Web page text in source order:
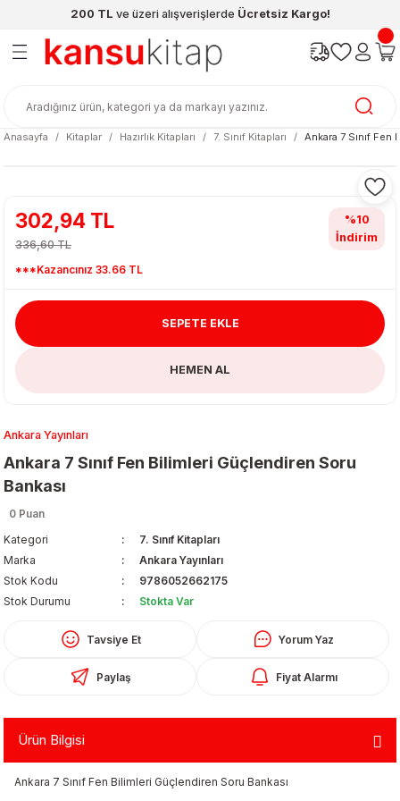
200 TL ve üzeri alışverişlerde Ücretsiz Kargo!
Geri Dön
Geri Dön
& Matara
Geri Dön
Geri Dön
/ Kutu Oyunlar
Geri Dön
Geri Dön
Anasayfa
Kitaplar Hazırlık Kitapları 7. Sınıf Kitapları Ankara 7 Sınıf
Ankara Yayınları
Ankara 7 Sınıf Fen Bilimleri Güçlendiren Soru
Bankası
0 Puan
Kategori
7. Sınıf Kitapları
Marka
Ankara Yayınları
Stok Kodu
9786052662175
Stok Durumu
Stokta Var
Tavsiye Et Yorum Yaz
Paylaş Fiyat Alarmı
302,94 TL
336,60 TL
***Kazancınız 33.66 TL
%10
İndirim
SEPETE EKLE
HEMEN AL
Ürün Bilgisi
Ankara 7 Sınıf Fen Bilimleri Güçlendiren Soru Bankası